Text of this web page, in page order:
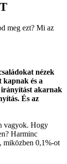
meg ezt? Mi az
nézek
kapnak és a
irányítást akarnak
És az
vagyok. Hogy
Harminc
miközben 0,1%-ot